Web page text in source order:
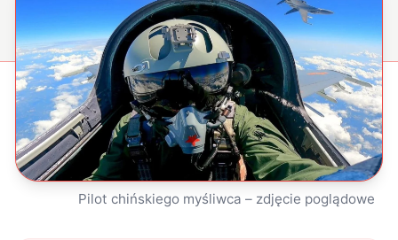
Pilot chińskiego myśliwca – zdjęcie poglądowe